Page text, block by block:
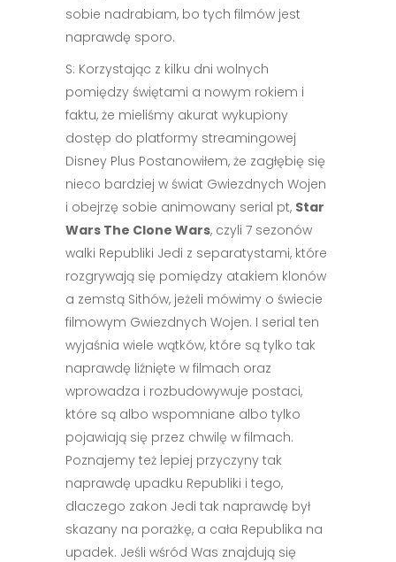
sobie nadrabiam, bo tych filmów jest
naprawdę sporo.
S: Korzystając z kilku dni wolnych
pomiędzy świętami a nowym rokiem i
faktu, że mieliśmy akurat wykupiony
dostęp do platformy streamingowej
Disney Plus Postanowiłem, że zagłębię się
nieco bardziej w świat Gwiezdnych Wojen
i obejrzę sobie animowany serial pt, Star
Wars The Clone Wars, czyli 7 sezonów
walki Republiki Jedi z separatystami, które
rozgrywają się pomiędzy atakiem klonów
a zemstą Sithów, jeżeli mówimy o świecie
filmowym Gwiezdnych Wojen. I serial ten
wyjaśnia wiele wątków, które są tylko tak
naprawdę liźnięte w filmach oraz
wprowadza i rozbudowywuje postaci,
które są albo wspomniane albo tylko
pojawiają się przez chwilę w filmach.
Poznajemy też lepiej przyczyny tak
naprawdę upadku Republiki i tego,
dlaczego zakon Jedi tak naprawdę był
skazany na porażkę, a cała Republika na
upadek. Jeśli wśród Was znajdują się